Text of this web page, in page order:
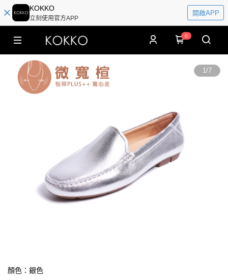
KOKKO
立刻使用官方APP
開啟APP
0
1/7
顏色：銀色